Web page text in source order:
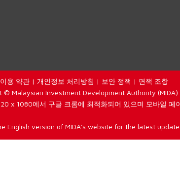
이용 약관| 개인정보 처리방침 | 보안 정책 | 면책 조항
© Malaysian Investment Development Authority (MIDA)
x 1080에서 구글 크롬에 최적화되어 있으며 모바일 페
English version of MIDA's website for the latest